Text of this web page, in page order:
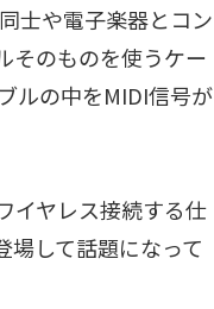
士や電子楽器とコン
そのものを使うケー
ルの中をMIDI信号が
イヤレス接続する仕
場して話題になって